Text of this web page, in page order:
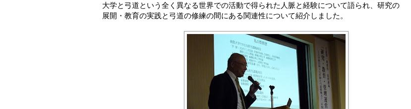
大学と弓道という全く異なる世界での活動で得られた人脈と経験について語られ、研究の
展開・教育の実践と弓道の修練の間にある関連性について紹介しました。